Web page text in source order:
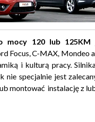
mocy 120 lub 125KM
Focus, C-MAX,
i kulturą pracy.
nie specjalnie jest
montować instalację z